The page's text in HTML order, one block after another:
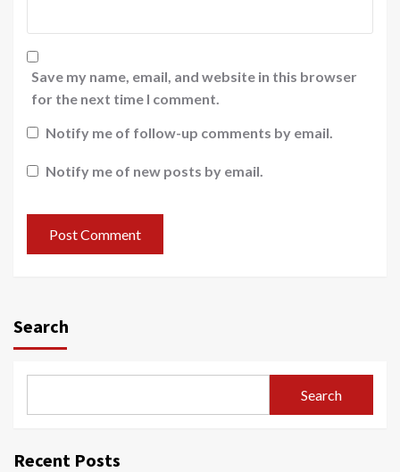
Save my name, email, and website in this browser
for the next time I comment.
Notify me of follow-up comments by email.
Notify me of new posts by email.
Search
Search
Recent Posts